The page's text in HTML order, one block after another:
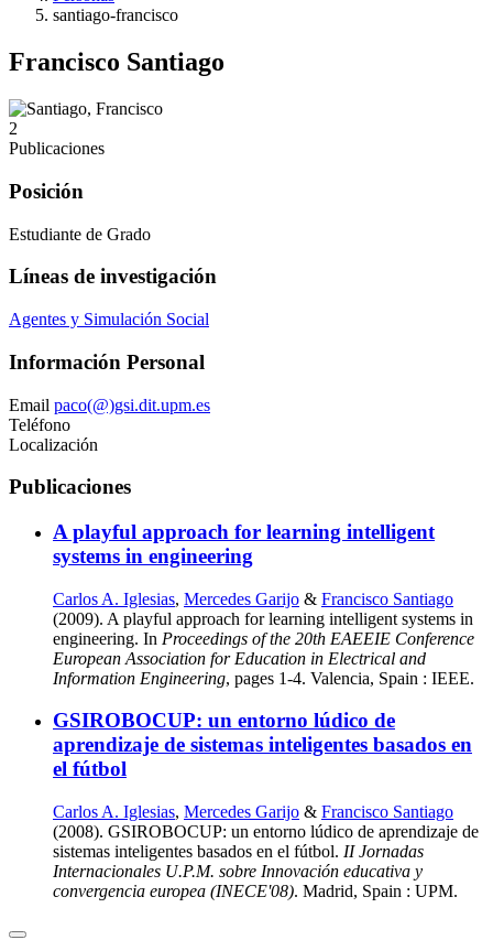
santiago-francisco
Francisco Santiago
2
Publicaciones
Posición
Estudiante de Grado
Líneas de investigación
Agentes y Simulación Social
Información Personal
Email paco(@)gsi.dit.upm.es
Teléfono
Localización
Publicaciones
A playful approach for learning intelligent
systems in engineering
Carlos A. Iglesias, Mercedes Garijo & Francisco Santiago
(2009). A playful approach for learning intelligent systems in
engineering. In Proceedings of the 20th EAEEIE Conference
European Association for Education in Electrical and
Information Engineering, pages 1-4. Valencia, Spain : IEEE.
GSIROBOCUP: un entorno lúdico de
aprendizaje de sistemas inteligentes basados en
el fútbol
Carlos A. Iglesias, Mercedes Garijo & Francisco Santiago
(2008). GSIROBOCUP: un entorno lúdico de aprendizaje de
sistemas inteligentes basados en el fútbol. II Jornadas
Internacionales U.P.M. sobre Innovación educativa y
convergencia europea (INECE'08). Madrid, Spain : UPM.